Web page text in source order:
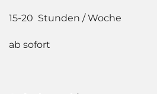
15-20 Stunden / Woche
ab sofort